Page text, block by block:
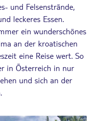
und Felsenstrände,
leckeres Essen.
ein wunderschönes
an der kroatischen
eine Reise wert. So
in Österreich in nur
und sich an der